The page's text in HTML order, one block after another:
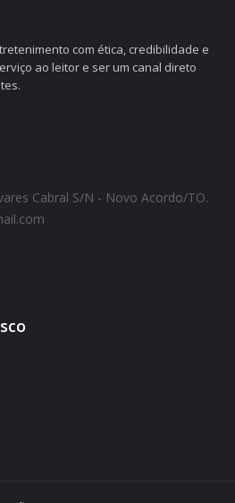
com ética, credibilidade e
ao leitor e ser um canal direto
Cabral S/N - Novo Acordo/TO.